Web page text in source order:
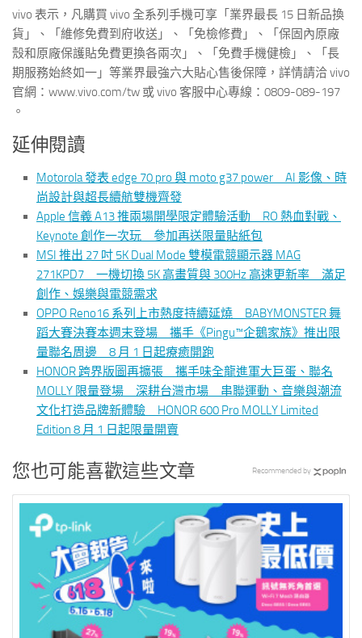
vivo 表示，凡購買 vivo 全系列手機可享「業界最長 15 日新品換
貨」、「維修免費到府收送」、「免檢修費」、「保固內原廠
殼和原廠保護貼免費更換各兩次」、「免費手機健檢」、「長
期服務始終如一」等業界最強六大貼心售後保障，詳情請洽 vivo
官網：www.vivo.com/tw 或 vivo 客服中心專線：0809-089-197
。
延伸閱讀
Motorola 發表 edge 70 pro 與 moto g37 power AI 影像、時
尚設計與超長續航雙機齊發
Apple 信義 A13 推兩場開學限定體驗活動 RO 熱血對戰、
Keynote 創作一次玩 參加再送限量貼紙包
MSI 推出 27 吋 5K Dual Mode 雙模電競顯示器 MAG
271KPD7 一機切換 5K 高畫質與 300Hz 高速更新率 滿足
創作、娛樂與電競需求
OPPO Reno16 系列上市熱度持續延燒 BABYMONSTER 舞
蹈大賽決賽本週末登場 攜手《Pingu™企鵝家族》推出限
量聯名周邊 8 月 1 日起療癒開跑
HONOR 跨界版圖再擴張 攜手味全龍進軍大巨蛋、聯名
MOLLY 限量登場 深耕台灣市場 串聯運動、音樂與潮流
文化打造品牌新體驗 HONOR 600 Pro MOLLY Limited
Edition 8 月 1 日起限量開賣
您也可能喜歡這些文章 Recommended by